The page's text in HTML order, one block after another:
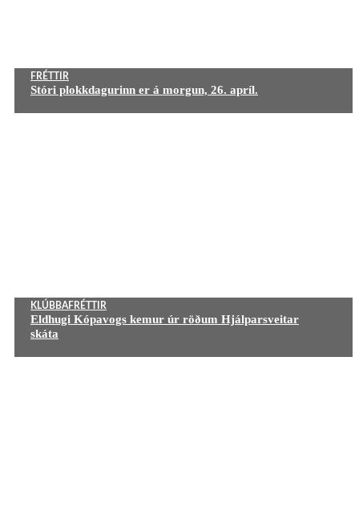
FRÉTTIR
Stóri plokkdagurinn er á morgun, 26. apríl.
KLÚBBAFRÉTTIR
Eldhugi Kópavogs kemur úr röðum Hjálparsveitar
skáta